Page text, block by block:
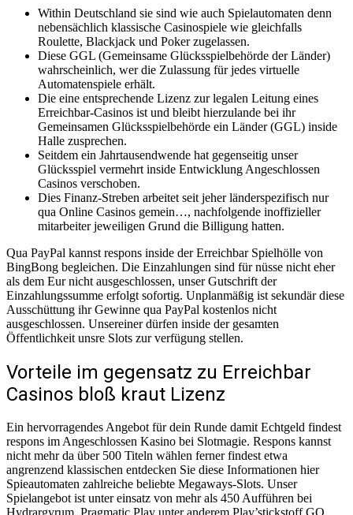
Within Deutschland sie sind wie auch Spielautomaten denn
nebensächlich klassische Casinospiele wie gleichfalls
Roulette, Blackjack und Poker zugelassen.
Diese GGL (Gemeinsame Glücksspielbehörde der Länder)
wahrscheinlich, wer die Zulassung für jedes virtuelle
Automatenspiele erhält.
Die eine entsprechende Lizenz zur legalen Leitung eines
Erreichbar-Casinos ist und bleibt hierzulande bei ihr
Gemeinsamen Glücksspielbehörde ein Länder (GGL) inside
Halle zusprechen.
Seitdem ein Jahrtausendwende hat gegenseitig unser
Glücksspiel vermehrt inside Entwicklung Angeschlossen
Casinos verschoben.
Dies Finanz-Streben arbeitet seit jeher länderspezifisch nur
qua Online Casinos gemein…, nachfolgende inoffizieller
mitarbeiter jeweiligen Grund die Billigung hatten.
Qua PayPal kannst respons inside der Erreichbar Spielhölle von
BingBong begleichen. Die Einzahlungen sind für nüsse nicht eher
als dem Eur nicht ausgeschlossen, unser Gutschrift der
Einzahlungssumme erfolgt sofortig. Unplanmäßig ist sekundär diese
Ausschüttung ihr Gewinne qua PayPal kostenlos nicht
ausgeschlossen. Unsereiner dürfen inside der gesamten
Öffentlichkeit unsre Slots zur verfügung stellen.
Vorteile im gegensatz zu Erreichbar
Casinos bloß kraut Lizenz
Ein hervorragendes Angebot für dein Runde damit Echtgeld findest
respons im Angeschlossen Kasino bei Slotmagie. Respons kannst
nicht mehr da über 500 Titeln wählen ferner findest etwa
angrenzend klassischen entdecken Sie diese Informationen hier
Spieautomaten zahlreiche beliebte Megaways-Slots. Unser
Spielangebot ist unter einsatz von mehr als 450 Aufführen bei